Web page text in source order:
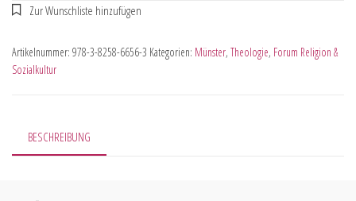
Artikelnummer: 978-3-8258-6656-3 Kategorien: Münster, Theologie, Forum Religion &
Sozialkultur
BESCHREIBUNG